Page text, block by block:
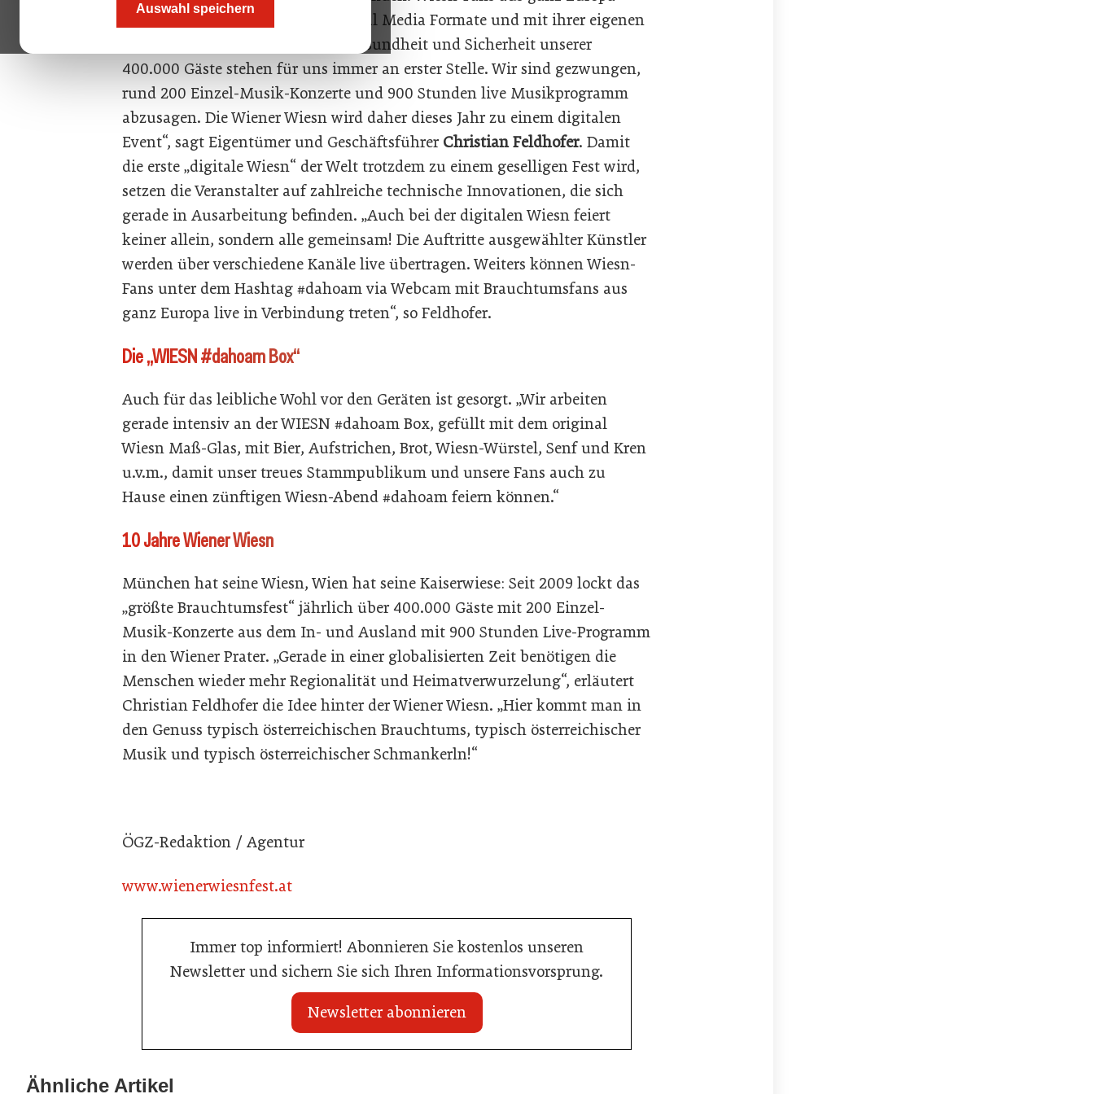
Auswahl speichern
können im Herbst via diverser Social Media Formate und mit ihrer eigenen
Webcam zusammen feiern. „Die Gesundheit und Sicherheit unserer
400.000 Gäste stehen für uns immer an erster Stelle. Wir sind gezwungen,
rund 200 Einzel-Musik-Konzerte und 900 Stunden live Musikprogramm
abzusagen. Die Wiener Wiesn wird daher dieses Jahr zu einem digitalen
Event“, sagt Eigentümer und Geschäftsführer Christian Feldhofer. Damit
die erste „digitale Wiesn“ der Welt trotzdem zu einem geselligen Fest wird,
setzen die Veranstalter auf zahlreiche technische Innovationen, die sich
gerade in Ausarbeitung befinden. „Auch bei der digitalen Wiesn feiert
keiner allein, sondern alle gemeinsam! Die Auftritte ausgewählter Künstler
werden über verschiedene Kanäle live übertragen. Weiters können Wiesn-
Fans unter dem Hashtag #dahoam via Webcam mit Brauchtumsfans aus
ganz Europa live in Verbindung treten“, so Feldhofer.
Die „WIESN #dahoam Box“
Auch für das leibliche Wohl vor den Geräten ist gesorgt. „Wir arbeiten
gerade intensiv an der WIESN #dahoam Box, gefüllt mit dem original
Wiesn Maß-Glas, mit Bier, Aufstrichen, Brot, Wiesn-Würstel, Senf und Kren
u.v.m., damit unser treues Stammpublikum und unsere Fans auch zu
Hause einen zünftigen Wiesn-Abend #dahoam feiern können.“
10 Jahre Wiener Wiesn
München hat seine Wiesn, Wien hat seine Kaiserwiese: Seit 2009 lockt das
„größte Brauchtumsfest“ jährlich über 400.000 Gäste mit 200 Einzel-
Musik-Konzerte aus dem In- und Ausland mit 900 Stunden Live-Programm
in den Wiener Prater. „Gerade in einer globalisierten Zeit benötigen die
Menschen wieder mehr Regionalität und Heimatverwurzelung“, erläutert
Christian Feldhofer die Idee hinter der Wiener Wiesn. „Hier kommt man in
den Genuss typisch österreichischen Brauchtums, typisch österreichischer
Musik und typisch österreichischer Schmankerln!“
ÖGZ-Redaktion / Agentur
www.wienerwiesnfest.at
Immer top informiert! Abonnieren Sie kostenlos unseren
Newsletter und sichern Sie sich Ihren Informationsvorsprung.
Newsletter abonnieren
Ähnliche Artikel
War die Fußball-WM 2026 für Ihren